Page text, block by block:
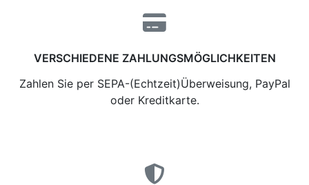
VERSCHIEDENE ZAHLUNGSMÖGLICHKEITEN
Zahlen Sie per SEPA-(Echtzeit)Überweisung, PayPal
oder Kreditkarte.